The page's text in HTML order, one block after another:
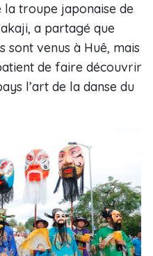
la troupe japonaise de
a partagé que
sont venus à Huê, mais
de faire découvrir
l’art de la danse du